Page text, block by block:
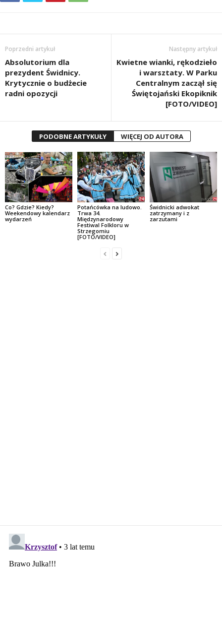
Poprzedni artykuł
Absolutorium dla
prezydent Świdnicy.
Krytycznie o budżecie
radni opozycji
Następny artykuł
Kwietne wianki, rękodzieło
i warsztaty. W Parku
Centralnym zaczął się
Świętojański Ekopiknik
[FOTO/VIDEO]
PODOBNE ARTYKUŁY WIĘCEJ OD AUTORA
Co? Gdzie? Kiedy?
Weekendowy kalendarz
wydarzeń
Potańcówka na ludowo.
Trwa 34.
Międzynarodowy
Festiwal Folkloru w
Strzegomiu
[FOTO/VIDEO]
Świdnicki adwokat
zatrzymany i z
zarzutami